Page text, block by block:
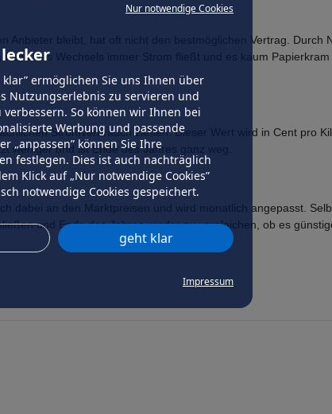
Nur notwendige Cookies
ermöglichen Sie uns Ihnen über
Nutzungserlebnis zu servieren und
So können wir Ihnen bei
Werbung und passende
„anpassen” können Sie Ihre
festlegen. Dies ist auch nachträglich
Klick auf „Nur notwendige Cookies”
notwendige Cookies gespeichert.
geht klar
Impressum
bleibt, hat oft nicht den bestmöglichen Vertrag. Durch
des Wechsels immer Strom fließt und es kaum
Stromverbrauch zahlen. Dieser Wert wird in Cent pro
weniger und ist Ende des Jahres ganz weg.
dabei an den Marktpreisen und wird monatlich angepasst.
und Ende des Jahres wieder zu vergleichen, ob es